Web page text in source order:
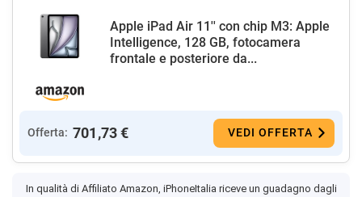
Apple iPad Air 11'' con chip M3: Apple
Intelligence, 128 GB, fotocamera
frontale e posteriore da...
Offerta: 701,73 € VEDI OFFERTA
In qualità di Affiliato Amazon, iPhoneItalia riceve un guadagno dagli